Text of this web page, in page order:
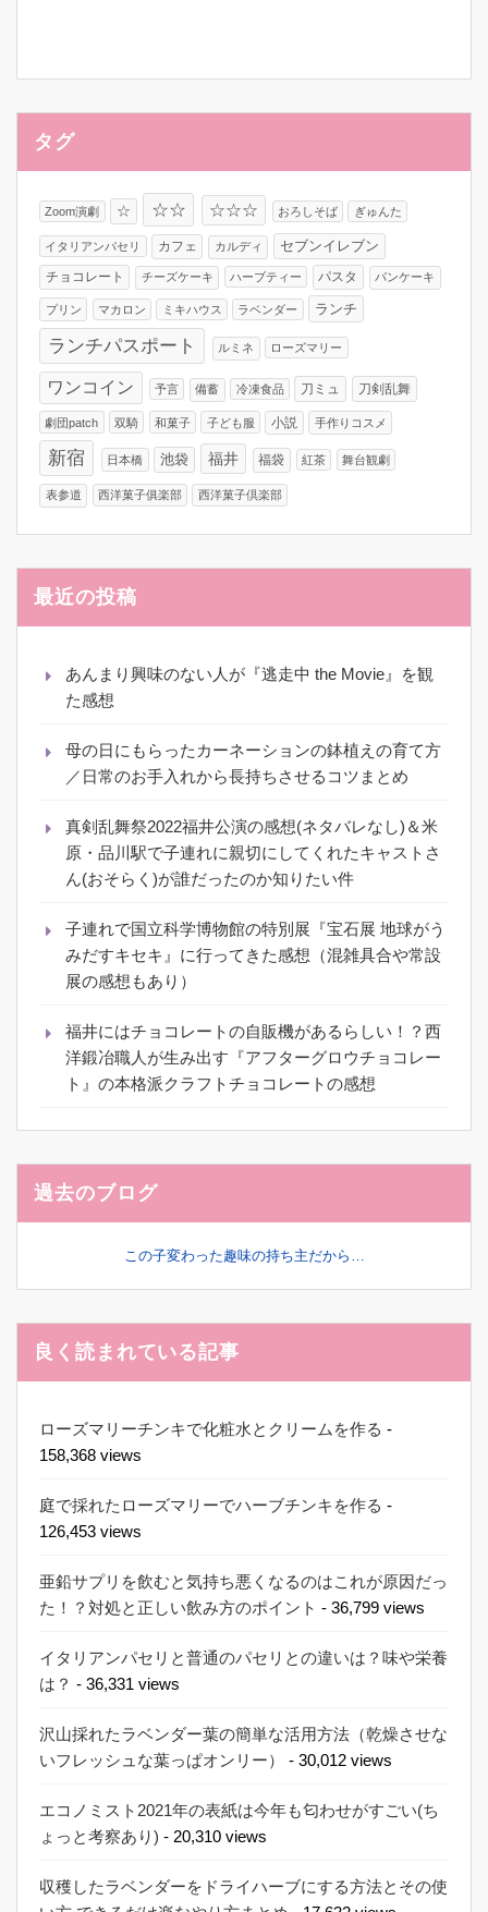
タグ
Zoom演劇 ☆ ☆☆ ☆☆☆ おろしそば ぎゅんた
イタリアンパセリ カフェ カルディ
セブンイレブン
チョコレート
チーズケーキ ハーブティー パスタ パンケーキ
プリン マカロン ミキハウス ラベンダー ランチ
ランチパスポート ルミネ ローズマリー
ワンコイン 予言 備蓄 冷凍食品 刀ミュ 刀剣乱舞
劇団patch 双騎 和菓子 子ども服 小説 手作りコスメ
新宿 日本橋 池袋 福井 福袋 紅茶 舞台観劇
表参道 西洋菓子俱楽部 西洋菓子倶楽部
最近の投稿
あんまり興味のない人が『逃走中 the Movie』を観
た感想
母の日にもらったカーネーションの鉢植えの育て方
／日常のお手入れから長持ちさせるコツまとめ
真剣乱舞祭2022福井公演の感想(ネタバレなし)＆米
原・品川駅で子連れに親切にしてくれたキャストさ
ん(おそらく)が誰だったのか知りたい件
子連れで国立科学博物館の特別展『宝石展 地球がう
みだすキセキ』に行ってきた感想（混雑具合や常設
展の感想もあり）
福井にはチョコレートの自販機があるらしい！？西
洋鍛冶職人が生み出す『アフターグロウチョコレー
ト』の本格派クラフトチョコレートの感想
過去のブログ
この子変わった趣味の持ち主だから…
良く読まれている記事
ローズマリーチンキで化粧水とクリームを作る -
158,368 views
庭で採れたローズマリーでハーブチンキを作る -
126,453 views
亜鉛サプリを飲むと気持ち悪くなるのはこれが原因だっ
た！？対処と正しい飲み方のポイント - 36,799 views
イタリアンパセリと普通のパセリとの違いは？味や栄養
は？ - 36,331 views
沢山採れたラベンダー葉の簡単な活用方法（乾燥させな
いフレッシュな葉っぱオンリー）
- 30,012 views
エコノミスト2021年の表紙は今年も匂わせがすごい(ち
ょっと考察あり) - 20,310 views
収穫したラベンダーをドライハーブにする方法とその使